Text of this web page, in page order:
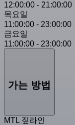
12:00:00 - 21:00:00
목요일
11:00:00 - 23:00:00
금요일
11:00:00 - 23:00:00
가는 방법
MTL 짚라인